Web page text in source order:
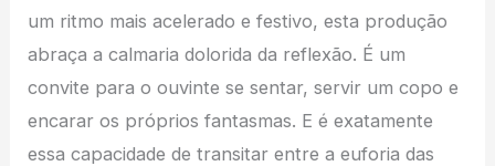
um ritmo mais acelerado e festivo, esta produção
abraça a calmaria dolorida da reflexão. É um
convite para o ouvinte se sentar, servir um copo e
encarar os próprios fantasmas. E é exatamente
essa capacidade de transitar entre a euforia das